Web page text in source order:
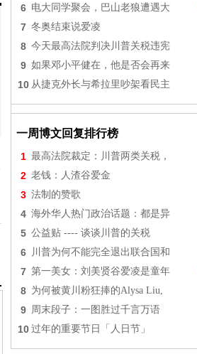
6 电大同学聚会，巴山老狼遭遇大
7 冬奥结束说爱凌
8 今天最高法院判决川普关税违宪
9 如果邓小平健在，他是否会再来
10 从捷克外长与希拉里吵架看民主
一周博文回复排行榜
1 最高法院裁定：川普两类关税，
2 老钱：人渣谷爱金
3 法制的赞歌
4 海外华人热门政治话题：都是异
5 公益贴 ---- 谈谈川普的关税
6 川普为何不能完全退出联合国和
7 第一美女：刘美贤谷爱凌是童年
8 为何被黄川粉狂捧的Alysa Liu,
9 周末段子：一图胜过千言万语
10 过年的重要节日「人日节」